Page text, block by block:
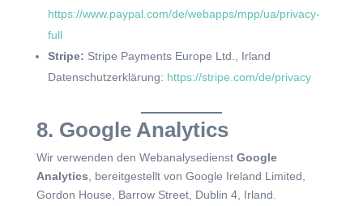
https://www.paypal.com/de/webapps/mpp/ua/privacy-
full
Stripe: Stripe Payments Europe Ltd., Irland
Datenschutzerklärung: https://stripe.com/de/privacy
8. Google Analytics
Wir verwenden den Webanalysedienst Google
Analytics , bereitgestellt von Google Ireland Limited,
Gordon House, Barrow Street, Dublin 4, Irland.